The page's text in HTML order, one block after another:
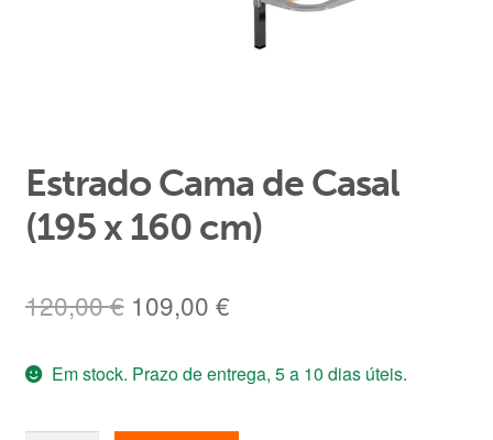
Estrado Cama de Casal
(195 x 160 cm)
120,00€ O
original
era:
109,00 €O
atual
é:
Em stock. Prazo de entrega, 5 a 10 dias úteis.